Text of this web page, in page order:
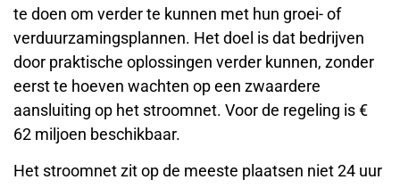
te doen om verder te kunnen met hun groei- of
verduurzamingsplannen. Het doel is dat bedrijven
door praktische oplossingen verder kunnen, zonder
eerst te hoeven wachten op een zwaardere
aansluiting op het stroomnet. Voor de regeling is €
62 miljoen beschikbaar.
Het stroomnet zit op de meeste plaatsen niet 24 uur